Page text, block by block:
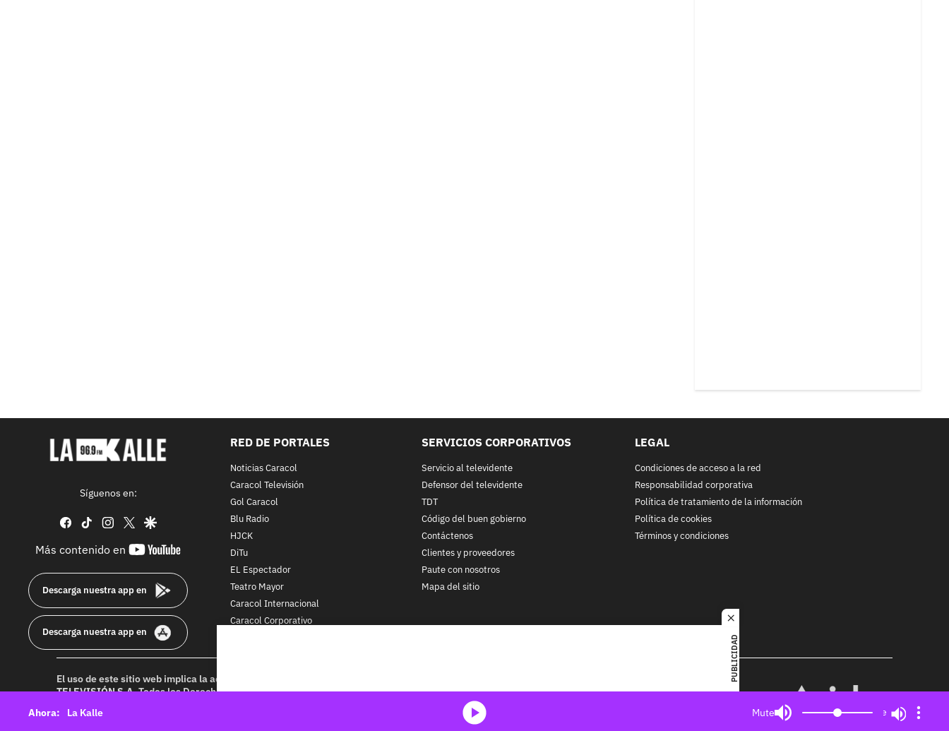
close
PUBLICIDAD
Síguenos en:
facebook
tiktok instagram
twittergoogle
Más contenido en
youtube-
Descarga nuestra app en
Descarga nuestra app en
RED DE PORTALES
Noticias Caracol
Caracol Televisión
Gol Caracol
Blu Radio
HJCK
DiTu
EL Espectador
Teatro Mayor
Caracol Internacional
Caracol Corporativo
SERVICIOS CORPORATIVOS
Servicio al televidente
Defensor del televidente
TDT
Código del buen gobierno
Contáctenos
Clientes y proveedores
Paute con nosotros
Mapa del sitio
LEGAL
Condiciones de acceso a la red
Responsabilidad corporativa
Política de tratamiento de la información
Política de cookies
Términos y condiciones
El uso de este sitio web implica la aceptación de los
TELEVISIÓN S.A.Todos los Derechos Reservados D.R.A. Prohibida su reproducción total o parcial, así como su traducción a cualquier
idioma sin autorización escrita de su titular. Reproduction in whole or in part, or translation without written permission is prohibited. All
rights reserved 2025.
La Kalle
Mute Mute